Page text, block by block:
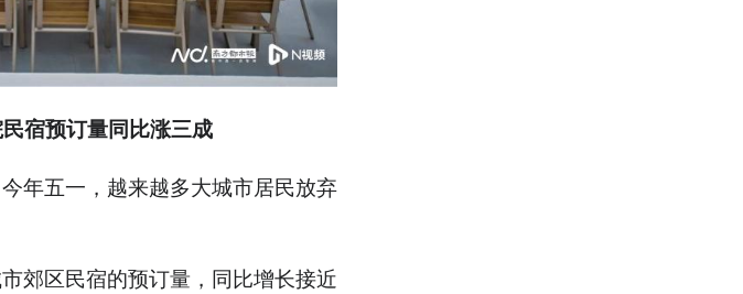
宿预订量同比涨三成
年五一，越来越多大城市居民放弃
郊区民宿的预订量，同比增长接近